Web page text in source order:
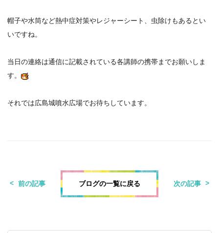
帽子や水筒など熱中症対策やレジャーシート、虫除けもあるとい
いですね。
当日の連絡は通信に記載されている各講師の携帯までお願いしま
す。
それでは広島城噴水広場でお待ちしています。
前の記事 ブログの一覧に戻る 次の記事